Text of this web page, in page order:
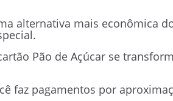
alternativa mais econômica
Pão de Açúcar se
faz pagamentos por